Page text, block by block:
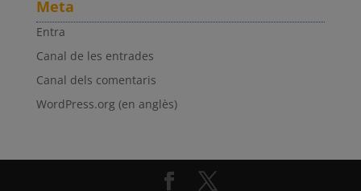
Meta
Entra
Canal de les entrades
Canal dels comentaris
WordPress.org (en anglès)